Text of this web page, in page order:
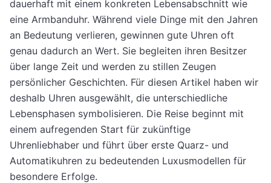
dauerhaft mit einem konkreten Lebensabschnitt wie
eine Armbanduhr. Während viele Dinge mit den Jahren
an Bedeutung verlieren, gewinnen gute Uhren oft
genau dadurch an Wert. Sie begleiten ihren Besitzer
über lange Zeit und werden zu stillen Zeugen
persönlicher Geschichten. Für diesen Artikel haben wir
deshalb Uhren ausgewählt, die unterschiedliche
Lebensphasen symbolisieren. Die Reise beginnt mit
einem aufregenden Start für zukünftige
Uhrenliebhaber und führt über erste Quarz- und
Automatikuhren zu bedeutenden Luxusmodellen für
besondere Erfolge.